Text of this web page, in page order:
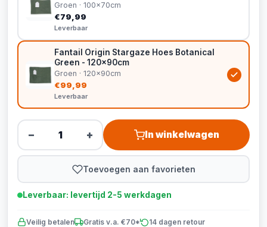
Groen · 100x70cm
€79,99
Leverbaar
Fantail Origin Stargaze Hoes Botanical
Green - 120x90cm
Groen · 120x90cm
€99,99
Leverbaar
− + In winkelwagen
Toevoegen aan favorieten
Leverbaar: levertijd 2-5 werkdagen
Veilig betalen Gratis v.a. €70* 14 dagen retour